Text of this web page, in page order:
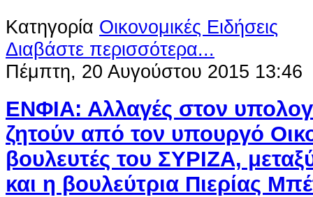
Κατηγορία Οικονομικές Ειδήσεις
Διαβάστε περισσότερα...
Πέμπτη, 20 Αυγούστου 2015 13:46
ΕΝΦΙΑ: Αλλαγές στον
ζητούν από τον υπουργό
βουλευτές του ΣΥΡΙΖΑ,
και η βουλεύτρια Πιερίας